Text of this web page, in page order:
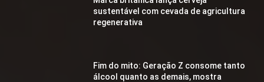
sustentável com cevada de agricultura
regenerativa
Fim do mito: Geração Z consome tanto
álcool quanto as demais, mostra